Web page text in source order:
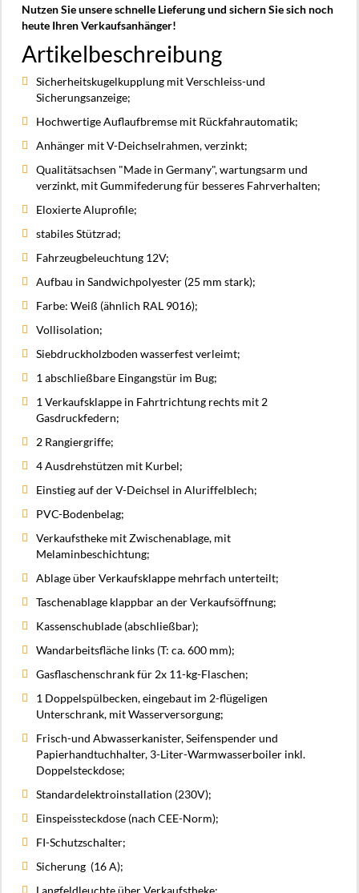
Nutzen Sie unsere schnelle Lieferung und sichern Sie sich noch
heute Ihren Verkaufsanhänger!
Artikelbeschreibung
Sicherheitskugelkupplung mit Verschleiss-und
Sicherungsanzeige;
Hochwertige Auflaufbremse mit Rückfahrautomatik;
Anhänger mit V-Deichselrahmen, verzinkt;
Qualitätsachsen "Made in Germany", wartungsarm und
verzinkt, mit Gummifederung für besseres Fahrverhalten;
Eloxierte Aluprofile;
stabiles Stützrad;
Fahrzeugbeleuchtung 12V;
Aufbau in Sandwichpolyester (25 mm stark);
Farbe: Weiß (ähnlich RAL 9016);
Vollisolation;
Siebdruckholzboden wasserfest verleimt;
1 abschließbare Eingangstür im Bug;
1 Verkaufsklappe in Fahrtrichtung rechts mit 2
Gasdruckfedern;
2 Rangiergriffe;
4 Ausdrehstützen mit Kurbel;
Einstieg auf der V-Deichsel in Aluriffelblech;
PVC-Bodenbelag;
Verkaufstheke mit Zwischenablage, mit
Melaminbeschichtung;
Ablage über Verkaufsklappe mehrfach unterteilt;
Taschenablage klappbar an der Verkaufsöffnung;
Kassenschublade (abschließbar);
Wandarbeitsfläche links (T: ca. 600 mm);
Gasflaschenschrank für 2x 11-kg-Flaschen;
1 Doppelspülbecken, eingebaut im 2-flügeligen
Unterschrank, mit Wasserversorgung;
Frisch-und Abwasserkanister, Seifenspender und
Papierhandtuchhalter, 3-Liter-Warmwasserboiler inkl.
Doppelsteckdose;
Standardelektroinstallation (230V);
Einspeissteckdose (nach CEE-Norm);
FI-Schutzschalter;
Sicherung (16 A);
Langfeldleuchte über Verkaufstheke;